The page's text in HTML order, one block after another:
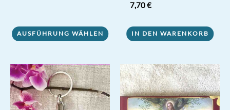
AUSFÜHRUNG WÄHLEN
weist
auf.
Die
Optionen
7,70€
IN DEN WARENKORB